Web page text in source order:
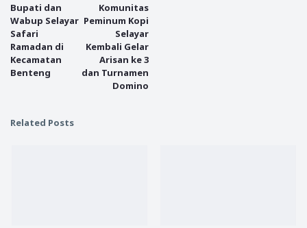
Bupati dan
Wabup Selayar
Safari
Ramadan di
Kecamatan
Benteng
Komunitas
Peminum Kopi
Selayar
Kembali Gelar
Arisan ke 3
dan Turnamen
Domino
Related Posts